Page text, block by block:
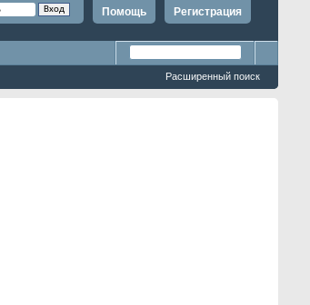
Регистрация
Помощь
Расширенный поиск